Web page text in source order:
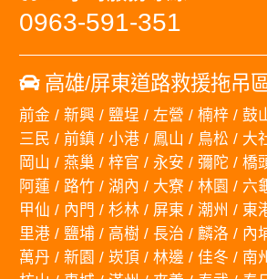
0963-591-351
高雄/屏東道路救援拖吊
前金 / 新興 / 鹽埕 / 左營 / 楠梓 / 鼓
三民 / 前鎮 / 小港 / 鳳山 / 鳥松 / 大
岡山 / 燕巢 / 梓官 / 永安 / 彌陀 / 橋
阿蓮 / 路竹 / 湖內 / 大寮 / 林園 / 六
甲仙 / 內門 / 杉林 / 屏東 / 潮州 / 東
里港 / 鹽埔 / 高樹 / 長治 / 麟洛 / 內
萬丹 / 新園 / 崁頂 / 林邊 / 佳冬 / 南